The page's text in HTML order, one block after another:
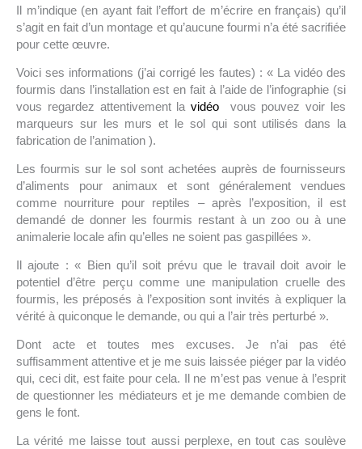
Il m’indique (en ayant fait l’effort de m’écrire en français) qu’il
s’agit en fait d’un montage et qu’aucune fourmi n’a été sacrifiée
pour cette œuvre.
Voici ses informations (j’ai corrigé les fautes) : « La vidéo des
fourmis dans l’installation est en fait à l’aide de l’infographie (si
vous regardez attentivement lavidéo
vous pouvez voir les
marqueurs sur les murs et le sol qui sont utilisés dans la
fabrication de l’animation ).
Les fourmis sur le sol sont achetées auprès de fournisseurs
d’aliments pour animaux et sont généralement vendues
comme nourriture pour reptiles – après l’exposition, il est
demandé de donner les fourmis restant à un zoo ou à une
animalerie locale afin qu’elles ne soient pas gaspillées ».
Il ajoute : « Bien qu’il soit prévu que le travail doit avoir le
potentiel d’être perçu comme une manipulation cruelle des
fourmis, les préposés à l’exposition sont invités à expliquer la
vérité à quiconque le demande, ou qui a l’air très perturbé ».
Dont acte et toutes mes excuses. Je n’ai pas été
suffisamment attentive et je me suis laissée piéger par la vidéo
qui, ceci dit, est faite pour cela. Il ne m’est pas venue à l’esprit
de questionner les médiateurs et je me demande combien de
gens le font.
La vérité me laisse tout aussi perplexe, en tout cas soulève